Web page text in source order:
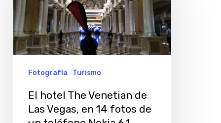
Fotografía Turismo
El hotel The Venetian de
Las Vegas, en 14 fotos de